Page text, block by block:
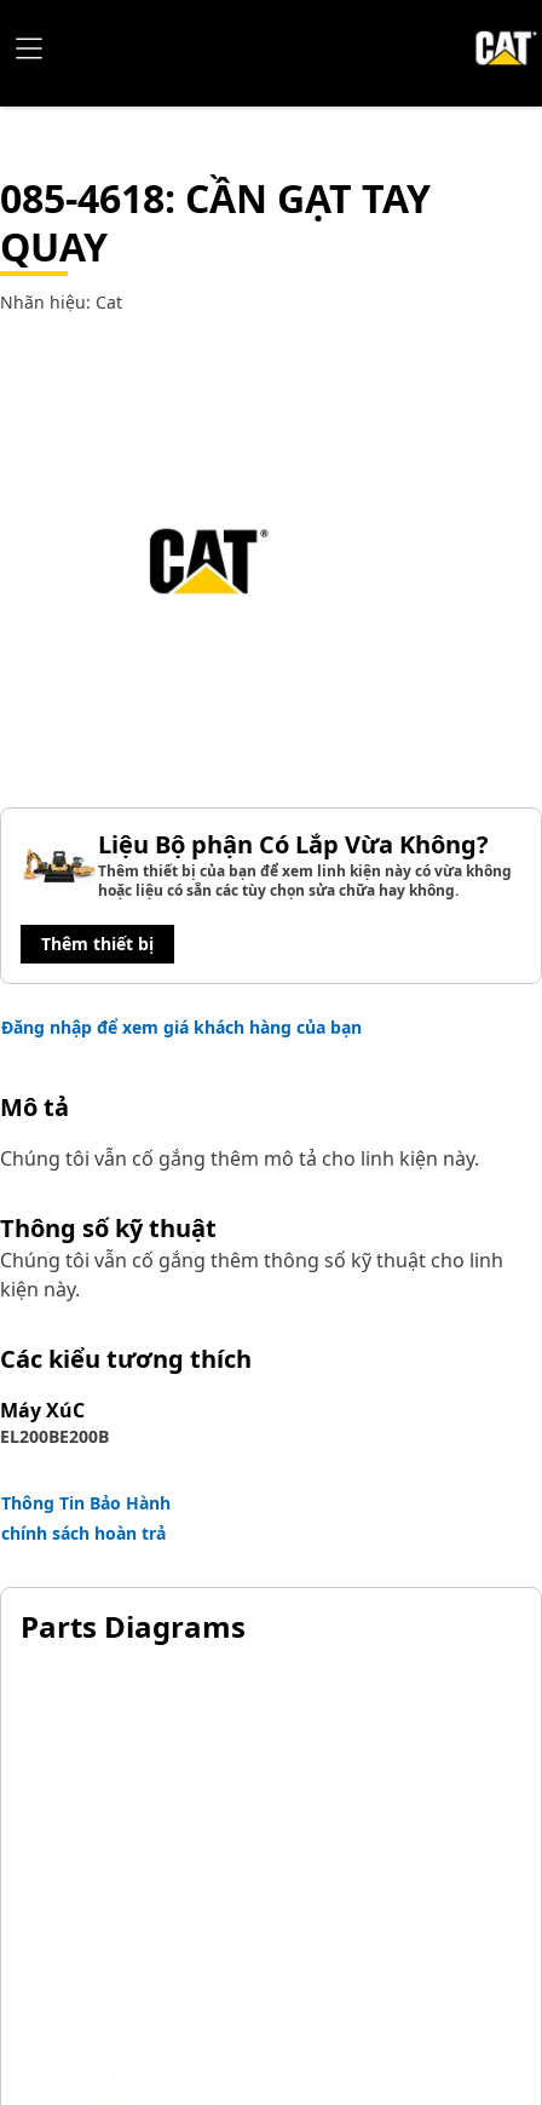
085-4618: CẦN GẠT TAY
QUAY
Nhãn hiệu: Cat
Liệu Bộ phận Có Lắp Vừa Không?
Thêm thiết bị của bạn để xem linh kiện này có vừa không
hoặc liệu có sẵn các tùy chọn sửa chữa hay không.
Thêm thiết bị
Đăng nhập để xem giá khách hàng của bạn
Mô tả
Chúng tôi vẫn cố gắng thêm mô tả cho linh kiện này.
Thông số kỹ thuật
Chúng tôi vẫn cố gắng thêm thông số kỹ thuật cho linh
kiện này.
Các kiểu tương thích
Máy XúC
EL200BE200B
Thông Tin Bảo Hành
chính sách hoàn trả
Parts Diagrams